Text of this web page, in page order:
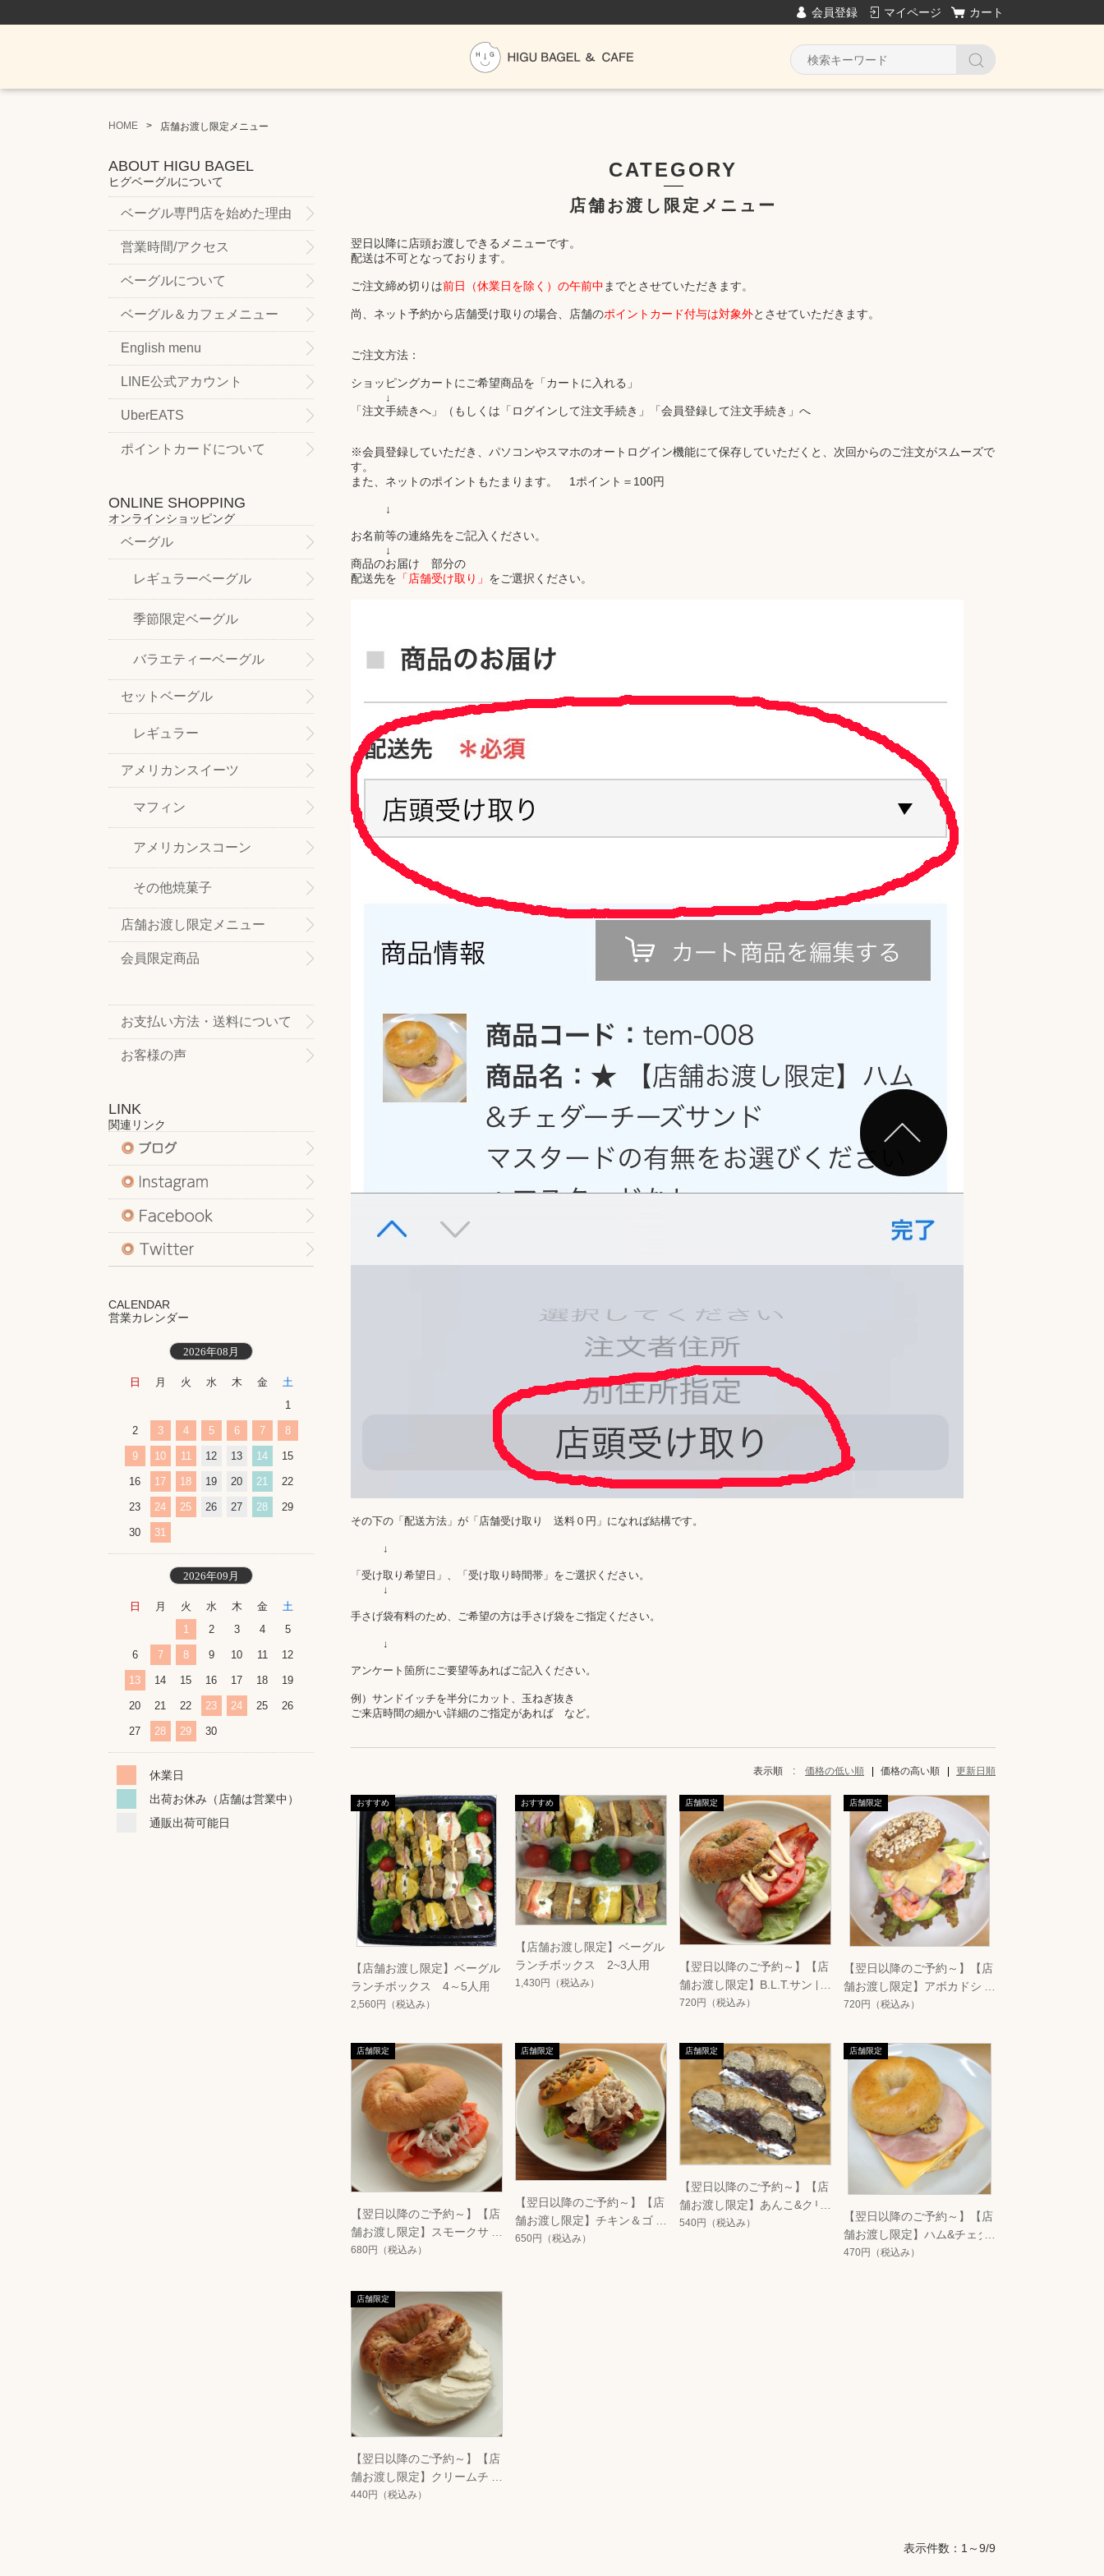
会員登録 マイページ カート
HOME 店舗お渡し限定メニュー
CATEGORY
店舗お渡し限定メニュー
翌日以降に店頭お渡しできるメニューです。
配送は不可となっております。
ご注文締め切りは前日（休業日を除く）の午前中 までとさせていただきます。
尚、ネット予約から店舗受け取りの場合、店舗のポイントカード付与は対象外とさせていただきます。
ご注文方法：
ショッピングカートにご希望商品を「カートに入れる」
↓
「注文手続きへ」（もしくは「ログインして注文手続き」「会員登録して注文手続き」へ
※会員登録していただき、パソコンやスマホのオートログイン機能にて保存していただくと、次回からのご注文がスムーズで
す。
また、ネットのポイントもたまります。 1ポイント＝100円
↓
お名前等の連絡先をご記入ください。
↓
商品のお届け 部分の
配送先を 「店舗受け取り」 をご選択ください。
その下の「配送方法」が「店舗受け取り 送料０円」になれば結構です。
↓
「受け取り希望日」、「受け取り時間帯」をご選択ください。
↓
手さげ袋有料のため、ご希望の方は手さげ袋をご指定ください。
↓
アンケート箇所にご要望等あればご記入ください。
例）サンドイッチを半分にカット、玉ねぎ抜き
ご来店時間の細かい詳細のご指定があれば など。
表示順 : 価格の低い順 価格の高い順 更新日順
【店舗お渡し限定】ベーグル
ランチボックス 4～5人用
2,560円 （税込み）
【店舗お渡し限定】ベーグル
ランチボックス 2~3人用
1,430円 （税込み）
【翌日以降のご予約～】【店
舗お渡し限定】B.L.T.サンド
720円 （税込み）
【翌日以降のご予約～】【店
舗お渡し限定】アボカドシュ
リンプサンド
720円 （税込み）
【翌日以降のご予約～】【店
舗お渡し限定】スモークサー
モン&クリームチーズサンド
680円 （税込み）
【翌日以降のご予約～】【店
舗お渡し限定】チキン＆ゴボ
ウサラダサンド
650円 （税込み）
【翌日以降のご予約～】【店
舗お渡し限定】あんこ&クリ
ームチーズサンド
540円 （税込み）
【翌日以降のご予約～】【店
舗お渡し限定】ハム&チェダ
ーチーズサンド
470円 （税込み）
【翌日以降のご予約～】【店
舗お渡し限定】クリームチー
ズサンド
440円 （税込み）
表示件数：1～9/9
ABOUT HIGU BAGEL
ヒグベーグルについて
ベーグル専門店を始めた理由
営業時間/アクセス
ベーグルについて
ベーグル＆カフェメニュー
English menu
LINE公式アカウント
UberEATS
ポイントカードについて
ONLINE SHOPPING
オンラインショッピング
ベーグル
レギュラーベーグル
季節限定ベーグル
バラエティーベーグル
セットベーグル
レギュラー
アメリカンスイーツ
マフィン
アメリカンスコーン
その他焼菓子
店舗お渡し限定メニュー
会員限定商品
お支払い方法・送料について
お客様の声
LINK
関連リンク
CALENDAR
営業カレンダー
2026年08月
日 月 火 水 木 金
土
1
2 3 4 5 6 7 8
9 10 11 12 13 14 15
16 17 18 19 20 21 22
23 24 25 26 27 28 29
30 31
2026年09月
日 月 火 水 木 金
土
1
2 3 4 5
6 7 8 9 10 11 12
13 14 15 16 17 18 19
20 21 22 23 24 25 26
27 28 29 30
休業日
出荷お休み（店舗は営業中）
通販出荷可能日